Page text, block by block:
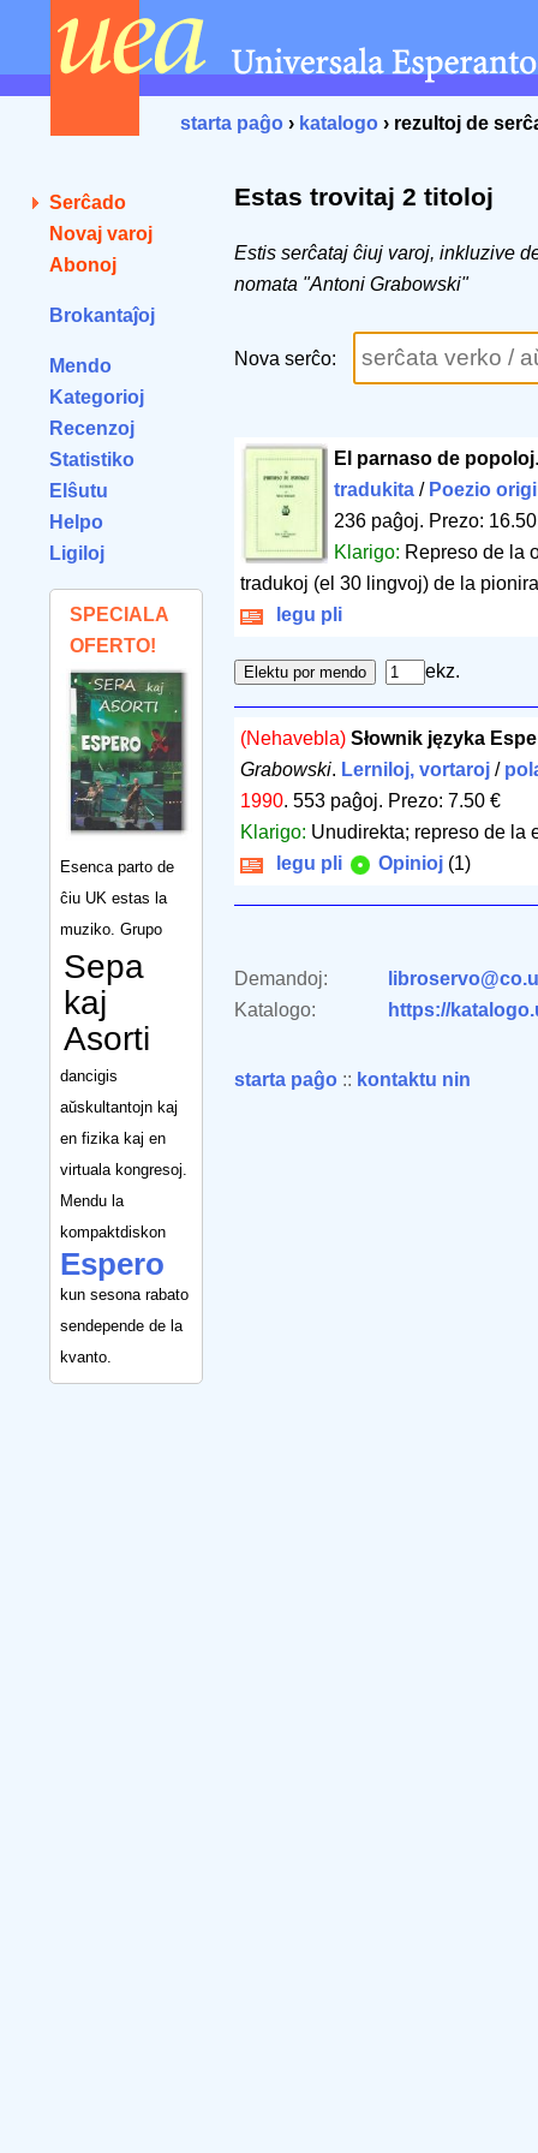
starta paĝo › katalogo › rezultoj de
Serĉado
Novaj varoj
Abonoj
Brokantaĵoj
Mendo
Kategorioj
Recenzoj
Statistiko
Elŝutu
Helpo
Ligiloj
SPECIALA
OFERTO!
Esenca parto de
ĉiu UK estas la
muziko. Grupo
Sepa
kaj
Asorti
dancigis
aŭskultantojn kaj
en fizika kaj en
virtuala kongresoj.
Mendu la
kompaktdiskon
Espero
kun sesona rabato
sendepende de la
kvanto.
Estas trovitaj 2 titoloj
Estis serĉataj ĉiuj varoj, inkluzive
nomata "Antoni Grabowski"
Nova serĉo:
El parnaso de popoloj
tradukita/ Poezio
236 paĝoj. Prezo:
Klarigo: Represo de la
tradukoj (el 30 lingvoj) de la
legu pli
ekz.
(Nehavebla) Słownik języka
Grabowski. Lerniloj, vortaroj /
1990. 553 paĝoj. Prezo: 7.50 €
Klarigo: Unudirekta; represo de la
legu pli
Opinioj (1)
Demandoj:
Katalogo:
https://
starta paĝo :: kontaktu nin